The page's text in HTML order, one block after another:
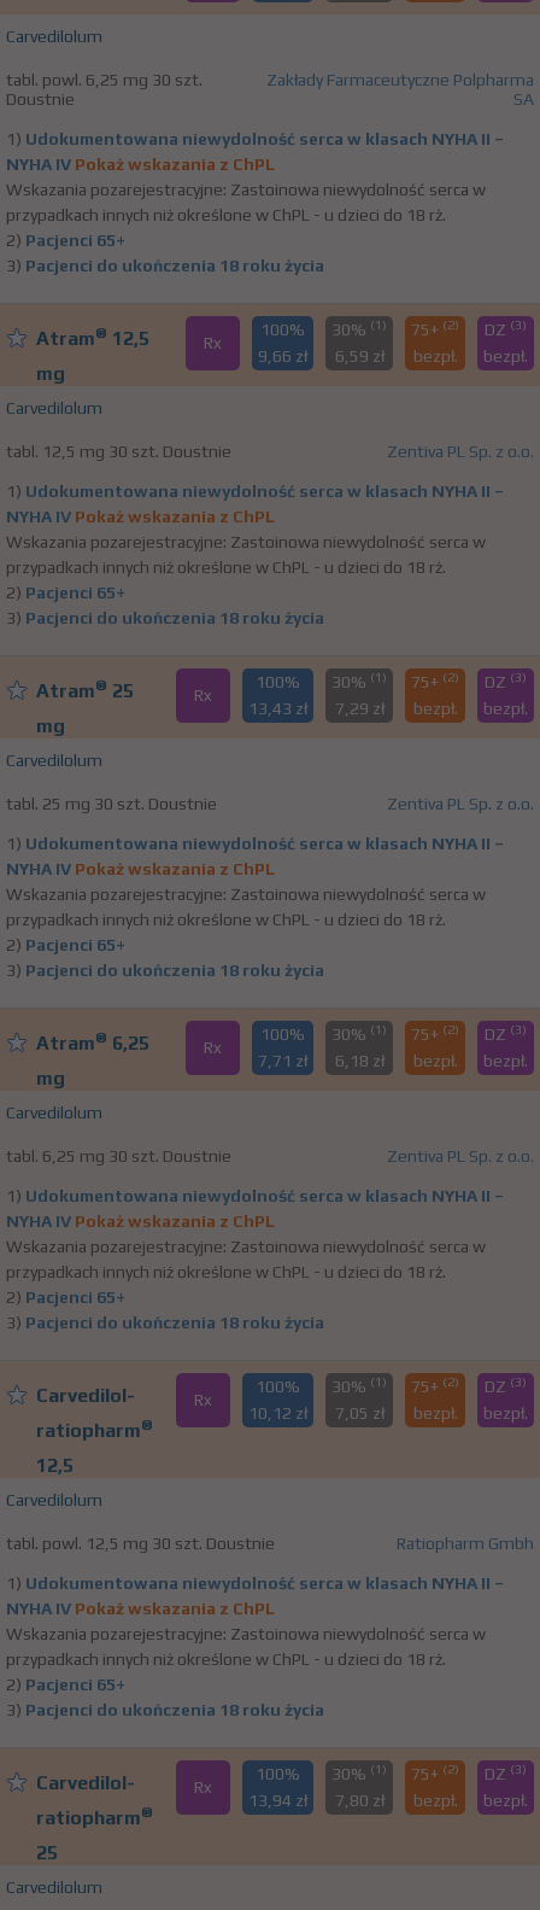
Carvedilolum
tabl. powl. 6,25 mg 30 szt.
Doustnie
Zakłady Farmaceutyczne Polpharma
SA
1) Udokumentowana niewydolność serca w klasach NYHA II –
NYHA IV Pokaż wskazania z ChPL
Wskazania pozarejestracyjne: Zastoinowa niewydolność serca w
przypadkach innych niż określone w ChPL - u dzieci do 18 rż.
2) Pacjenci 65+
3) Pacjenci do ukończenia 18 roku życia
Atram® 12,5
mg
Rx
100%
9,66 zł
30% (1)
6,59 zł
75+ (2)
bezpł.
DZ (3)
bezpł.
Carvedilolum
tabl. 12,5 mg 30 szt. Doustnie Zentiva PL Sp. z o.o.
1) Udokumentowana niewydolność serca w klasach NYHA II –
NYHA IV Pokaż wskazania z ChPL
Wskazania pozarejestracyjne: Zastoinowa niewydolność serca w
przypadkach innych niż określone w ChPL - u dzieci do 18 rż.
2) Pacjenci 65+
3) Pacjenci do ukończenia 18 roku życia
Atram® 25
mg
Rx
100%
13,43 zł
30% (1)
7,29 zł
75+ (2)
bezpł.
DZ (3)
bezpł.
Carvedilolum
tabl. 25 mg 30 szt. Doustnie Zentiva PL Sp. z o.o.
1) Udokumentowana niewydolność serca w klasach NYHA II –
NYHA IV Pokaż wskazania z ChPL
Wskazania pozarejestracyjne: Zastoinowa niewydolność serca w
przypadkach innych niż określone w ChPL - u dzieci do 18 rż.
2) Pacjenci 65+
3) Pacjenci do ukończenia 18 roku życia
Atram® 6,25
mg
Rx
100%
7,71 zł
30% (1)
6,18 zł
75+ (2)
bezpł.
DZ (3)
bezpł.
Carvedilolum
tabl. 6,25 mg 30 szt. Doustnie Zentiva PL Sp. z o.o.
1) Udokumentowana niewydolność serca w klasach NYHA II –
NYHA IV Pokaż wskazania z ChPL
Wskazania pozarejestracyjne: Zastoinowa niewydolność serca w
przypadkach innych niż określone w ChPL - u dzieci do 18 rż.
2) Pacjenci 65+
3) Pacjenci do ukończenia 18 roku życia
Carvedilol-
ratiopharm®
12,5
Rx
100%
10,12 zł
30% (1)
7,05 zł
75+ (2)
bezpł.
DZ (3)
bezpł.
Carvedilolum
tabl. powl. 12,5 mg 30 szt. Doustnie Ratiopharm Gmbh
1) Udokumentowana niewydolność serca w klasach NYHA II –
NYHA IV Pokaż wskazania z ChPL
Wskazania pozarejestracyjne: Zastoinowa niewydolność serca w
przypadkach innych niż określone w ChPL - u dzieci do 18 rż.
2) Pacjenci 65+
3) Pacjenci do ukończenia 18 roku życia
Carvedilol-
ratiopharm®
25
Rx
100%
13,94 zł
30% (1)
7,80 zł
75+ (2)
bezpł.
DZ (3)
bezpł.
Carvedilolum